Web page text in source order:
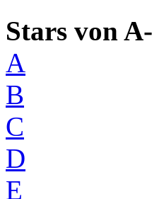
Stars von
A
B
C
D
E